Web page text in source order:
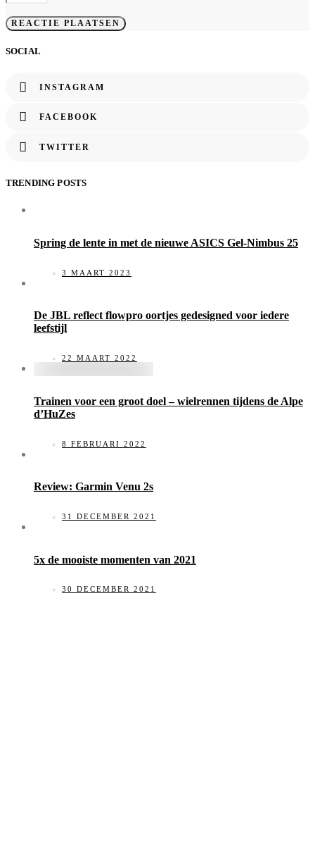
SOCIAL
INSTAGRAM
FACEBOOK
TWITTER
TRENDING POSTS
Spring de lente in met de nieuwe ASICS Gel-Nimbus 25
3 MAART 2023
De JBL reflect flowpro oortjes gedesigned voor iedere
leefstijl
22 MAART 2022
Trainen voor een groot doel – wielrennen tijdens de Alpe
d’HuZes
8 FEBRUARI 2022
Review: Garmin Venu 2s
31 DECEMBER 2021
5x de mooiste momenten van 2021
30 DECEMBER 2021